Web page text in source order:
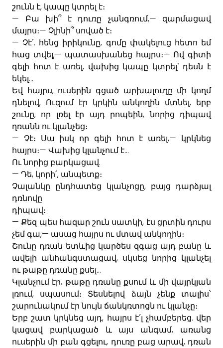
շունն է, կապը կտրել է։
— Բա խի՞ է դուռը չանգռում,—
զարմացավ
մայրս։— Չլինի՞ սոված է։
— Չէ՛. հենց իրիկունը, գոմը փակելուց հետո եմ
հաց տվել,— պատասխանեց հայրս։— Ով գիտի
գելի
հոտ է առել, վախից կապը կտրել՝ դեսն
է
եկել...
Եվ հայրս, ուսերին գցած արխալուղը մի
կողմ
դնելով, Ուզում էր կրկին անկողին մտնել,
երբ
շունը, որ լռել էր այդ րոպեին,նորից
դիպավ
ղռանն ու կլանչեց։
— Չէ։ Սա իսկ որ գելի հոտ է առել,—
կրկնեց
հայրս։— Վախից կլանչում է...
Ու նորից բարկացավ.
— Դե, կորի՛, անպետք։
Չալանկը
ընդհատեց կլանչոցը, բայց
դարձյալ
դռնովը
դիպավ։
—Քեզ պես հազար շուն սատկի, էս ցրտին դուրս
չեմ գա,— ասաց հայրս ու մտավ անկողին։
Շունը դռան ետևից կարծես զգաց այդ բանը և
ավելի
անհանգստացավ, սկսեց նորից
կլանչել
ու թաթը դռանը քսել...
Կլանչում էր, թաթը դռանը քսում և մի վայրկյան
լռում, սպասում։ Տեսնելով ձայն չենք
տալիս՝
շարունակում էր նույն ճանկռտոցն ու կլանչը։
Երբ շատ կրկնեց այդ, հայրս է՛լ չհամբերեց. վեր
կացավ
բարկացած և այս անգամ,
առանց
ուսերին մի բան գցելու, դուռը բաց արավ, դռան